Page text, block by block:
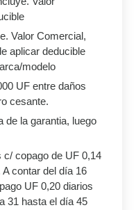
Valor Comercial,
aplicar deducible
modelo
UF entre daños
cesante.
de la garantia, luego
copago de UF 0,14
contar del día 16
UF 0,20 diarios
31 hasta el día 45